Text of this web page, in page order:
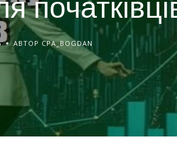
АВТОР CPA_BOGDAN